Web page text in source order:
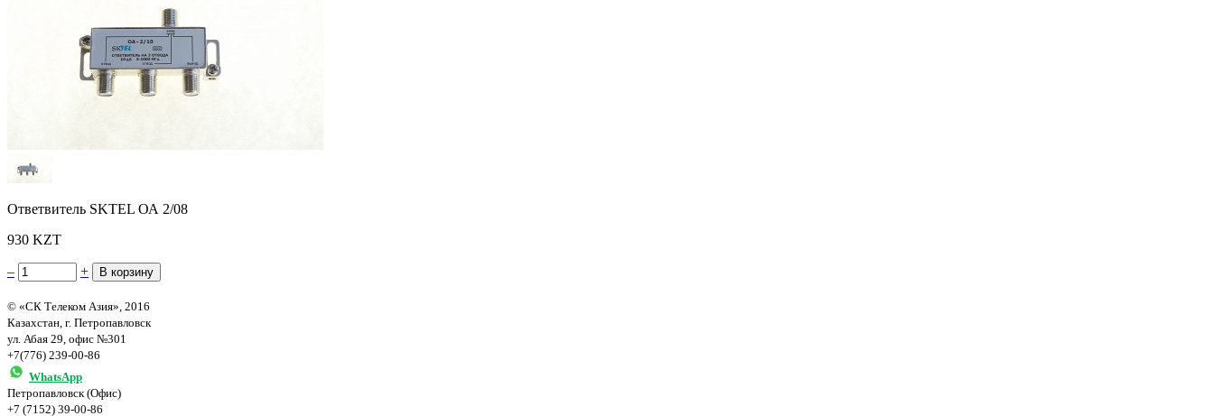
Ответвитель SKTEL ОА 2/08
930 KZT
– +
© «СК Телеком Азия», 2016
Казахстан, г. Петропавловск
ул. Абая 29, офис №301
+7(776) 239-00-86
WhatsApp
Петропавловск (Офис)
+7 (7152) 39-00-86